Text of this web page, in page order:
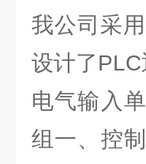
我公司采
设计了
电气输入
组一、控